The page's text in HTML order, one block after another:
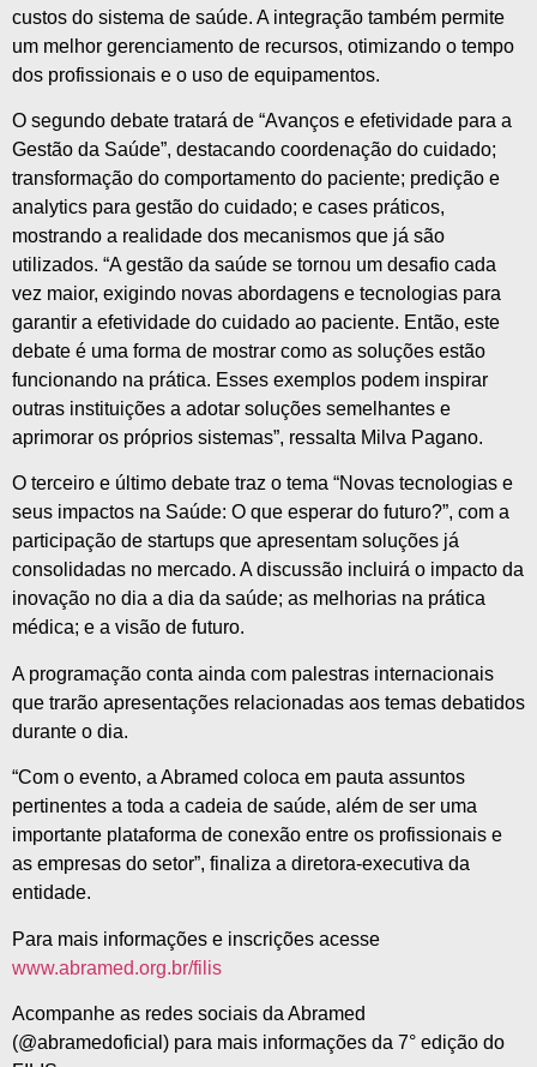
custos do sistema de saúde. A integração também permite
um melhor gerenciamento de recursos, otimizando o tempo
dos profissionais e o uso de equipamentos.
O segundo debate tratará de “Avanços e efetividade para a
Gestão da Saúde”, destacando coordenação do cuidado;
transformação do comportamento do paciente; predição e
analytics para gestão do cuidado; e cases práticos,
mostrando a realidade dos mecanismos que já são
utilizados. “A gestão da saúde se tornou um desafio cada
vez maior, exigindo novas abordagens e tecnologias para
garantir a efetividade do cuidado ao paciente. Então, este
debate é uma forma de mostrar como as soluções estão
funcionando na prática. Esses exemplos podem inspirar
outras instituições a adotar soluções semelhantes e
aprimorar os próprios sistemas”, ressalta Milva Pagano.
O terceiro e último debate traz o tema “Novas tecnologias e
seus impactos na Saúde: O que esperar do futuro?”, com a
participação de startups que apresentam soluções já
consolidadas no mercado. A discussão incluirá o impacto da
inovação no dia a dia da saúde; as melhorias na prática
médica; e a visão de futuro.
A programação conta ainda com palestras internacionais
que trarão apresentações relacionadas aos temas debatidos
durante o dia.
“Com o evento, a Abramed coloca em pauta assuntos
pertinentes a toda a cadeia de saúde, além de ser uma
importante plataforma de conexão entre os profissionais e
as empresas do setor”, finaliza a diretora-executiva da
entidade.
Para mais informações e inscrições acesse
www.abramed.org.br/filis
Acompanhe as redes sociais da Abramed
(@abramedoficial) para mais informações da 7° edição do